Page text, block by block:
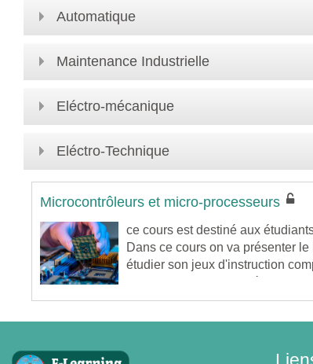
Automatique
Maintenance Industrielle
Eléctro-mécanique
Eléctro-Technique
Microcontrôleurs et micro-processeurs
ce cours est destiné aux
Dans ce cours on va présenter
étudier son jeux d'instruction